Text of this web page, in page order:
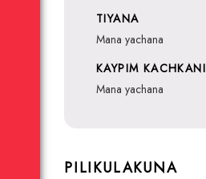
TIYANA
mana yachana
KAYPIM KACHKANI
mana yachana
PILIKULAKUNA